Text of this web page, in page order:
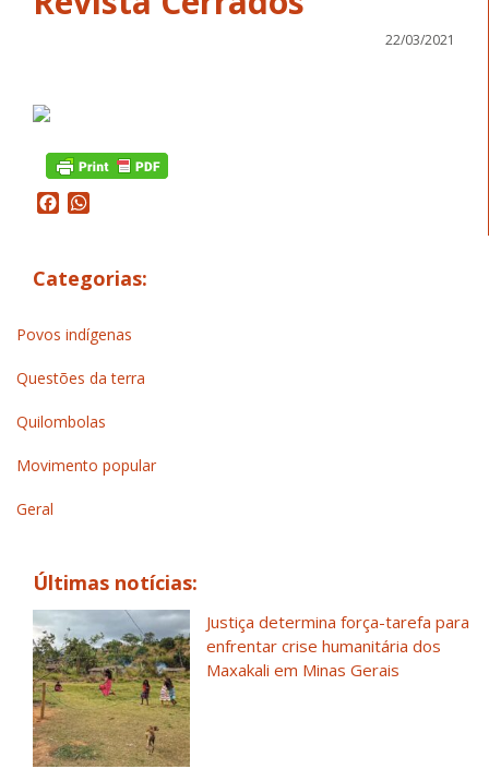
22/03/2021
Facebook
Categorias:
Povos indígenas
Questões da terra
Quilombolas
Movimento popular
Geral
Últimas notícias:
Justiça determina força-tarefa para
enfrentar crise humanitária dos
Maxakali em Minas Gerais